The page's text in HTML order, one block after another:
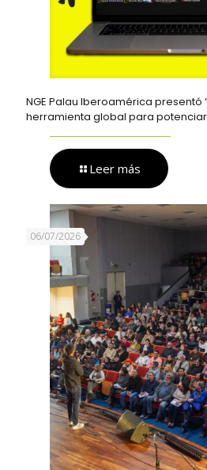
NGE Palau Iberoamérica presentó
herramienta global para
Leer más
06/07/2026